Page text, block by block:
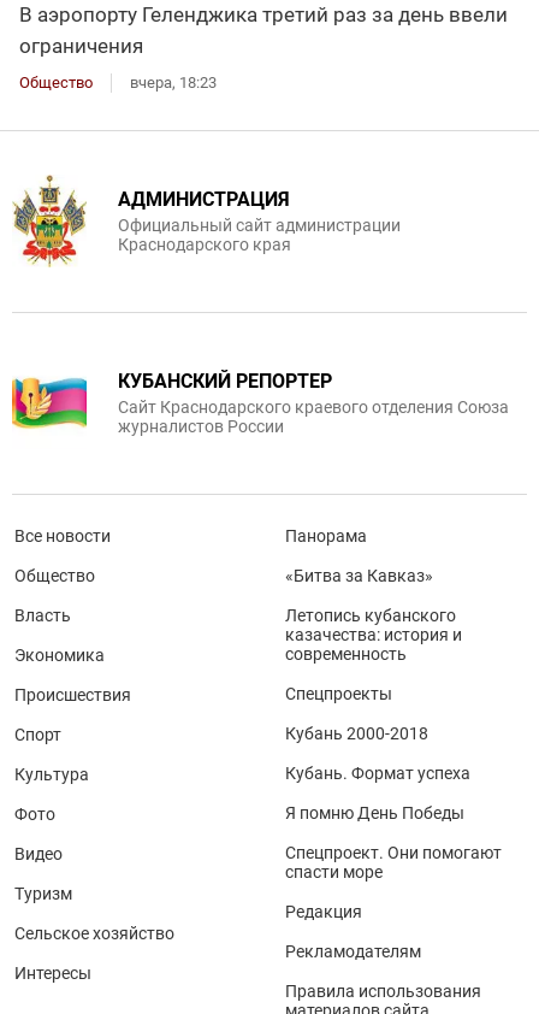
В аэропорту Геленджика третий раз за день ввели
ограничения
Общество вчера, 18:23
АДМИНИСТРАЦИЯ
Официальный сайт администрации
Краснодарского края
КУБАНСКИЙ РЕПОРТЕР
Сайт Краснодарского краевого отделения Союза
журналистов России
Все новости
Общество
Власть
Экономика
Происшествия
Спорт
Культура
Фото
Видео
Туризм
Сельское хозяйство
Интересы
Панорама
«Битва за Кавказ»
Летопись кубанского
казачества: история и
современность
Спецпроекты
Кубань 2000-2018
Кубань. Формат успеха
Я помню День Победы
Спецпроект. Они помогают
спасти море
Редакция
Рекламодателям
Правила использования
материалов сайта